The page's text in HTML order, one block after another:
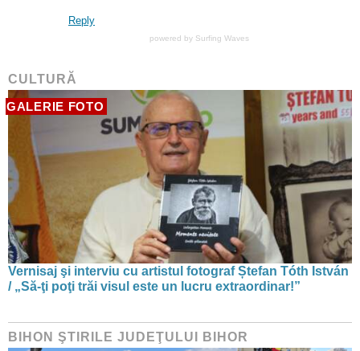
Reply
powered by Surfing Waves
CULTURĂ
GALERIE FOTO
Vernisaj şi interviu cu artistul fotograf Ștefan Tóth István
/ „Să-ţi poţi trăi visul este un lucru extraordinar!”
BIHON ŞTIRILE JUDEŢULUI BIHOR